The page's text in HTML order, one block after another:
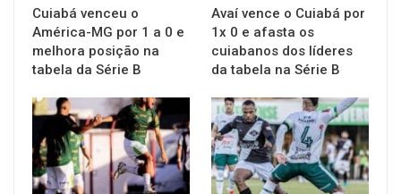
Cuiabá venceu o
América-MG por 1 a 0 e
melhora posição na
tabela da Série B
Avaí vence o Cuiabá por
1x 0 e afasta os
cuiabanos dos líderes
da tabela na Série B